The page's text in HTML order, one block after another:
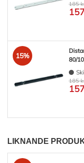
185
15%
80/
185
LIKNANDE